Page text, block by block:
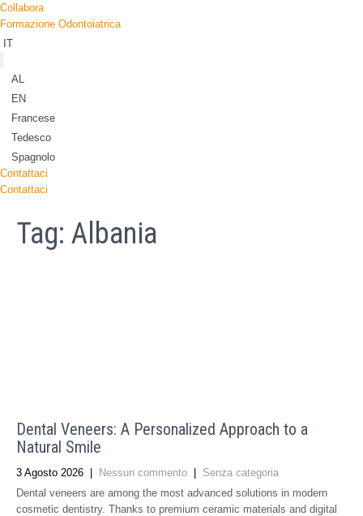
Collabora
Formazione Odontoiatrica
IT
AL
EN
Francese
Tedesco
Spagnolo
Contattaci
Contattaci
Tag: Albania
Dental Veneers: A Personalized Approach to a
Natural Smile
3 Agosto 2026 | Nessun commento | Senza categoria
Dental veneers are among the most advanced solutions in modern
cosmetic dentistry. Thanks to premium ceramic materials and digital